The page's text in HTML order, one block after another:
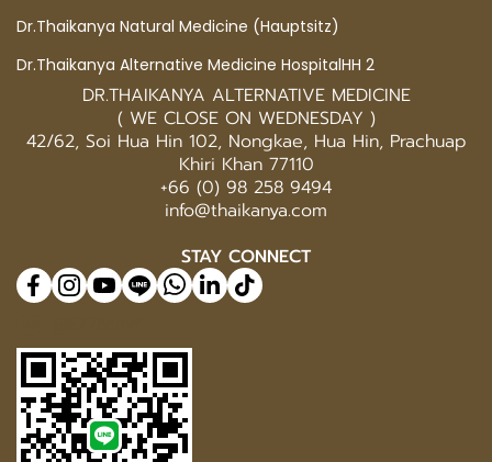
Dr.Thaikanya Natural Medicine (Hauptsitz)
Dr.Thaikanya Alternative Medicine HospitalHH 2
DR.THAIKANYA ALTERNATIVE MEDICINE
( WE CLOSE ON WEDNESDAY )
42/62, Soi Hua Hin 102, Nongkae, Hua Hin, Prachuap
Khiri Khan 77110
+66 (0) 98 258 9494
info@thaikanya.com
STAY CONNECT